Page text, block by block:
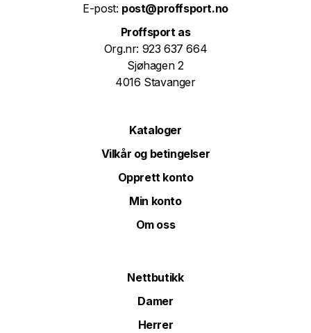
E-post: post@proffsport.no
Proffsport as
Org.nr: 923 637 664
Sjøhagen 2
4016 Stavanger
Kataloger
Vilkår og betingelser
Opprett konto
Min konto
Om oss
Nettbutikk
Damer
Herrer